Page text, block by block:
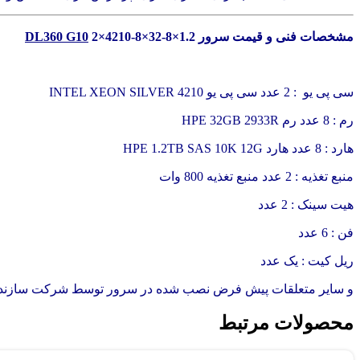
مشخصات فنی و قیمت سرور DL360 G10 2×4210-8×32-8×1.2
سی پی یو : 2 عدد سی پی یو 4210 INTEL XEON SILVER
رم : 8 عدد رم HPE 32GB 2933R
هارد : 8 عدد هارد HPE 1.2TB SAS 10K 12G
منبع تغذیه : 2 عدد منبع تغذیه 800 وات
هیت سینک : 2 عدد
فن : 6 عدد
ریل کیت : یک عدد
و سایر متعلقات پیش فرض نصب شده در سرور توسط شرکت
محصولات مرتبط